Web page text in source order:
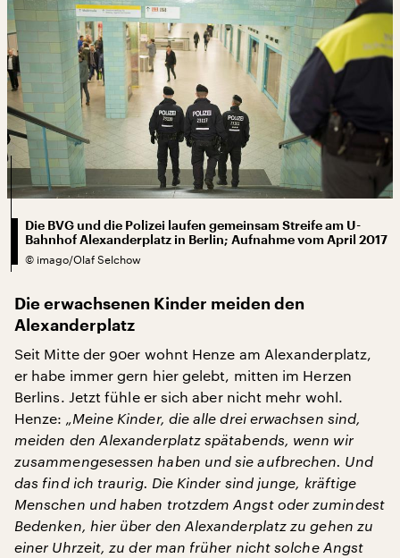
Die BVG und die Polizei laufen gemeinsam Streife am U-
Bahnhof Alexanderplatz in Berlin; Aufnahme vom April 2017
© imago/Olaf Selchow
Die erwachsenen Kinder meiden den
Alexanderplatz
Seit Mitte der 90er wohnt Henze am Alexanderplatz,
er habe immer gern hier gelebt, mitten im Herzen
Berlins. Jetzt fühle er sich aber nicht mehr wohl.
Henze: „Meine Kinder, die alle drei erwachsen sind,
meiden den Alexanderplatz spätabends, wenn wir
zusammengesessen haben und sie aufbrechen. Und
das find ich traurig. Die Kinder sind junge, kräftige
Menschen und haben trotzdem Angst oder zumindest
Bedenken, hier über den Alexanderplatz zu gehen zu
einer Uhrzeit, zu der man früher nicht solche Angst